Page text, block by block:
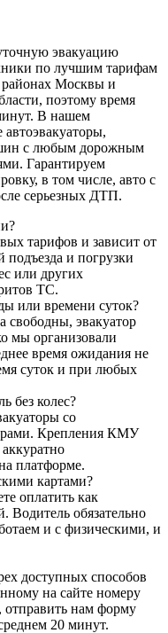
эвакуацию
по лучшим тарифам
районах Москвы и
поэтому время
В нашем
с любым дорожным
Гарантируем
в том числе, авто с
серьезных ДТП.
тарифов и зависит от
подъезда и погрузки
или других
ТС.
или времени суток?
свободны, эвакуатор
мы организовали
время ожидания не
суток и при любых
без колес?
со
Крепления КМУ
платформе.
картами?
оплатить как
Водитель обязательно
и с физическими, и
доступных способов
на сайте номеру
отправить нам форму
20 минут.